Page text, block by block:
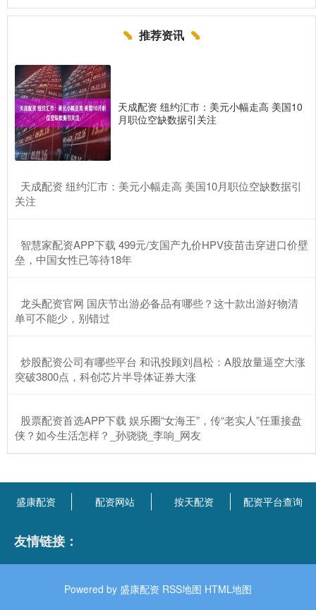
推荐资讯
天成配资 纽约汇市：美元小幅走高 美国10
月职位空缺数据引关注
​天成配资 纽约汇市：美元小幅走高 美国10月职位空缺数据引
关注
​智慧家配资APP下载 499元/支国产九价HPV疫苗击穿进口价壁
垒，中国女性已等待18年
​龙头配资官网 国庆节出游必备品有哪些？这十款出游好物清
单可不能少，别错过
​炒股配资公司有哪些平台 和讯投顾刘昌松：A股放量逼空大涨
突破3800点，科创芯片半导体证券大涨
​股票配资首选APP下载 娱乐圈“女海王”，传“老实人”任重接盘
侠？如今生活怎样？_孙骁骁_李响_网友
盛康配资 配资网站 按天配资 配资平台查询
友情链接：
Powered by 盛康配资 RSS地图 HTML地图